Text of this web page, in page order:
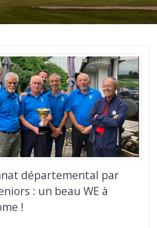
départemental par
: un beau WE à
!